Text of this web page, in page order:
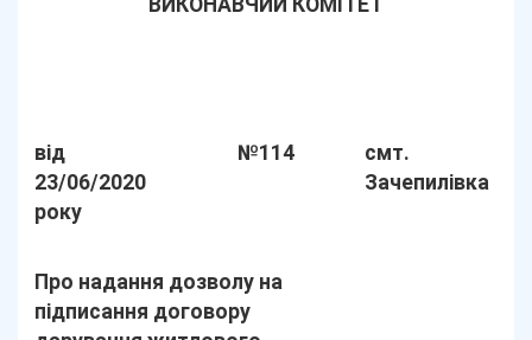
ВИКОНАВЧИЙ КОМІТЕТ
від
23/06/2020
року
№114
смт.
Зачепилівка
Про надання дозволу на
підписання договору